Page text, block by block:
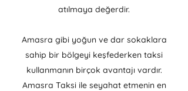
atılmaya değerdir.
Amasra gibi yoğun ve dar sokaklara
sahip bir bölgeyi keşfederken taksi
kullanmanın birçok avantajı vardır.
Amasra Taksi ile seyahat etmenin en